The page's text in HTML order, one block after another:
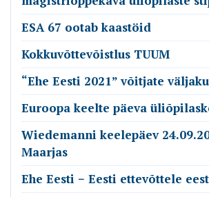
ESA 67 ootab kaastöid
Kokkuvõttevõistlus TUUM
“Ehe Eesti 2021” võitjate
Euroopa keelte päeva
Wiedemanni keelepäev
Maarjas
Ehe Eesti − Eesti ettevõttele